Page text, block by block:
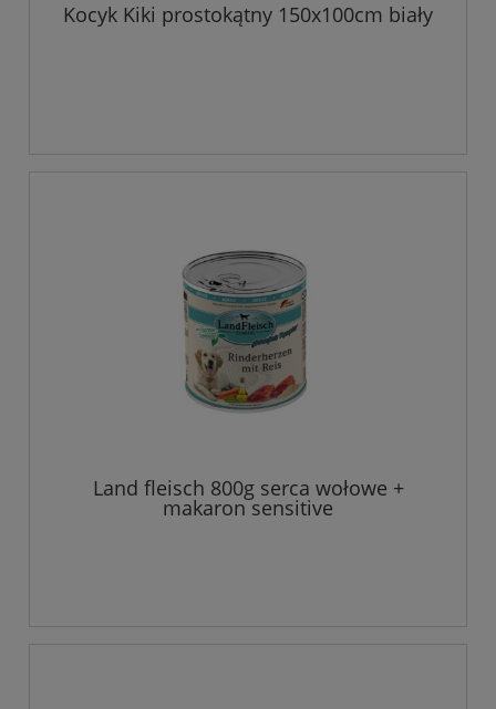
Kocyk Kiki prostokątny 150x100cm biały
Land fleisch 800g serca wołowe +
makaron sensitive